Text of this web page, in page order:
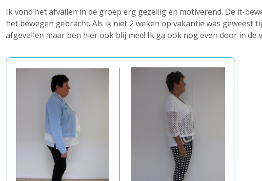
Ik vond het afvallen in de groep erg gezellig en motiverend. De it-
het bewegen gebracht. Als ik niet 2 weken op vakantie was geweest
afgevallen maar ben hier ook blij mee! Ik ga ook nog even door in de